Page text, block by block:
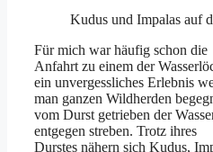
Kudus und Impalas auf
Für mich war häufig schon die
Anfahrt zu einem der
ein unvergessliches Erlebnis
man ganzen Wildherden
vom Durst getrieben der
entgegen streben. Trotz ihres
Durstes nähern sich Kudus,